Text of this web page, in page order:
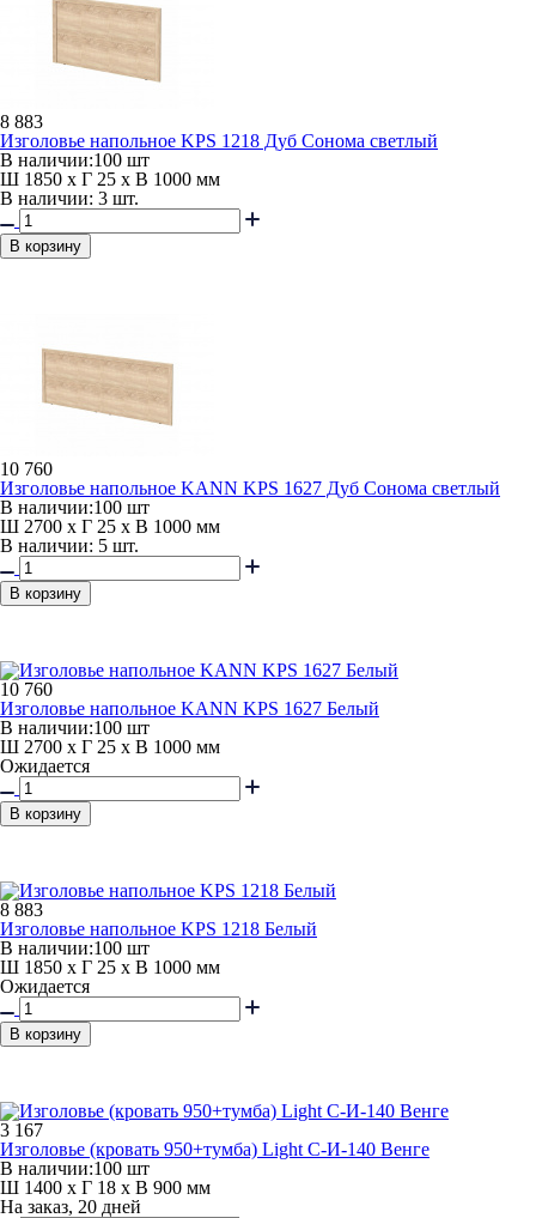
8 883
Изголовье напольное KPS 1218 Дуб Сонома светлый
В наличии:100 шт
Ш 1850 x Г 25 x В 1000 мм
В наличии: 3 шт.
В корзину
10 760
Изголовье напольное KANN KPS 1627 Дуб Сонома светлый
В наличии:100 шт
Ш 2700 x Г 25 x В 1000 мм
В наличии: 5 шт.
В корзину
10 760
Изголовье напольное KANN KPS 1627 Белый
В наличии:100 шт
Ш 2700 x Г 25 x В 1000 мм
Ожидается
В корзину
8 883
Изголовье напольное KPS 1218 Белый
В наличии:100 шт
Ш 1850 x Г 25 x В 1000 мм
Ожидается
В корзину
3 167
Изголовье (кровать 950+тумба) Light С-И-140 Венге
В наличии:100 шт
Ш 1400 x Г 18 x В 900 мм
На заказ, 20 дней